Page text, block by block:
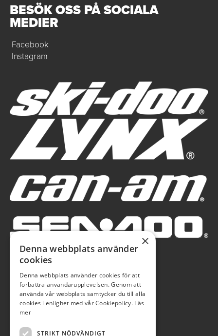
BESÖK OSS PÅ SOCIALA
MEDIER
Facebook
Instagram
×
Denna webbplats använder
cookies
Denna webbplats använder cookies för att
förbättra användarupplevelsen. Genom att
använda vår webbplats samtycker du till alla
cookies i enlighet med vår Cookiepolicy. Läs
mer
STRIKT NÖDVÄNDIGT